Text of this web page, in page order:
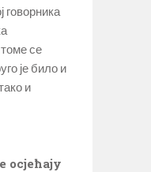
говорника
се
је било и
и
осјећају